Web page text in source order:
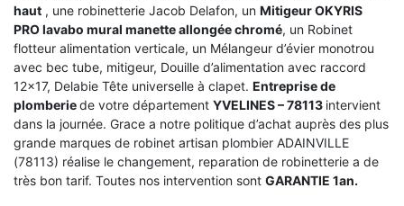
haut , une robinetterie Jacob Delafon, un Mitigeur OKYRIS
PRO lavabo mural manette allongée chromé, un Robinet
flotteur alimentation verticale, un Mélangeur d’évier monotrou
avec bec tube, mitigeur, Douille d’alimentation avec raccord
12×17, Delabie Tête universelle à clapet. Entreprise de
plomberiede votre département YVELINES – 78113 intervient
dans la journée. Grace a notre politique d’achat auprès des plus
grande marques de robinet artisan plombier ADAINVILLE
(78113) réalise le changement, reparation de robinetterie a de
très bon tarif. Toutes nos intervention sont GARANTIE 1an.